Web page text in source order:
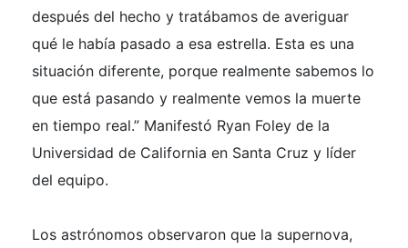
después del hecho y tratábamos de averiguar
qué le había pasado a esa estrella. Esta es una
situación diferente, porque realmente sabemos lo
que está pasando y realmente vemos la muerte
en tiempo real.” Manifestó Ryan Foley de la
Universidad de California en Santa Cruz y líder
del equipo.
Los astrónomos observaron que la supernova,